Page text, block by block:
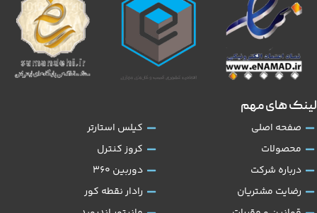
لینک های مهم
صفحه اصلی
محصولات
درباره شرکت
رضایت مشتریان
کیلس استارتر
کروز کنترل
دوربین 360
رادار نقطه کور